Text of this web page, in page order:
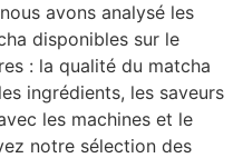
avons analysé les
disponibles sur le
: la qualité du matcha
ingrédients, les saveurs
les machines et le
notre sélection des